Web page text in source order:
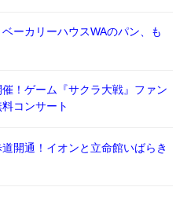
ーカリーハウスWAのパン、も
！ゲーム『サクラ大戦』ファン
コンサート
開通！イオンと立命館いばらき